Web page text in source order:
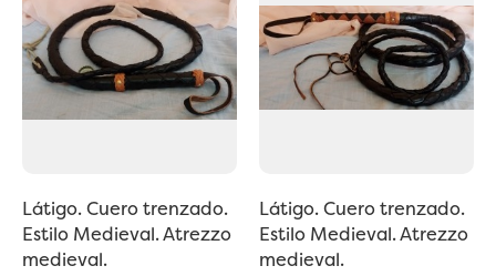
Látigo. Cuero trenzado.
Estilo Medieval. Atrezzo
medieval.
Látigo. Cuero trenzado.
Estilo Medieval. Atrezzo
medieval.